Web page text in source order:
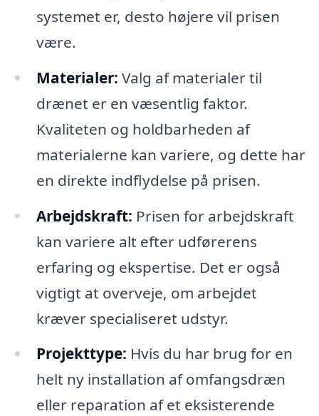
systemet er, desto højere vil prisen
være.
Materialer: Valg af materialer til
drænet er en væsentlig faktor.
Kvaliteten og holdbarheden af
materialerne kan variere, og dette har
en direkte indflydelse på prisen.
Arbejdskraft: Prisen for arbejdskraft
kan variere alt efter udførerens
erfaring og ekspertise. Det er også
vigtigt at overveje, om arbejdet
kræver specialiseret udstyr.
Projekttype: Hvis du har brug for en
helt ny installation af omfangsdræn
eller reparation af et eksisterende